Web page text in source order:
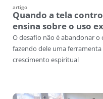
artigo
Quando a tela
ensina sobre o uso
O desafio não é abandonar o
fazendo dele uma
crescimento espiritual